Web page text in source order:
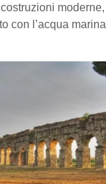
moderne,
con l’acqua